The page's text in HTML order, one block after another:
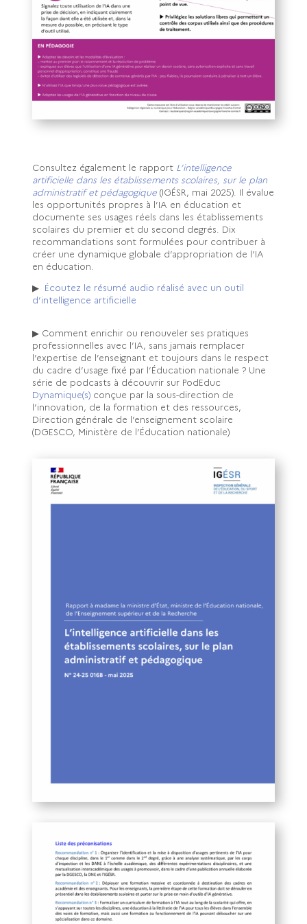
Consultez également le rapport L’intelligence
artificielle dans les établissements scolaires, sur le plan
administratif et pédagogique (IGÉSR, mai 2025). Il évalue
les opportunités propres à l’IA en éducation et
documente ses usages réels dans les établissements
scolaires du premier et du second degrés. Dix
recommandations sont formulées pour contribuer à
créer une dynamique globale d’appropriation de l’IA
en éducation.
▶ Écoutez le résumé audio réalisé avec un outil
d’intelligence artificielle
▶ Comment enrichir ou renouveler ses pratiques
professionnelles avec l’IA, sans jamais remplacer
l’expertise de l’enseignant et toujours dans le respect
du cadre d’usage fixé par l’Éducation nationale ? Une
série de podcasts à découvrir sur PodEduc
Dynamique(s) conçue par la sous-direction de
l’innovation, de la formation et des ressources,
Direction générale de l’enseignement scolaire
(DGESCO, Ministère de l’Éducation nationale)